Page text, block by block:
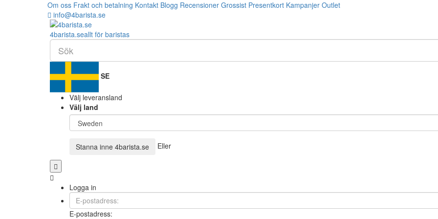
Om oss Frakt och betalning Kontakt Blogg Recensioner Grossist Presentkort Kampanjer Outlet
info@4barista.se
4barista.seallt för baristas
SE
Välj leveransland
Välj land
Stanna inne 4barista.se Eller
Logga in
E-postadress: